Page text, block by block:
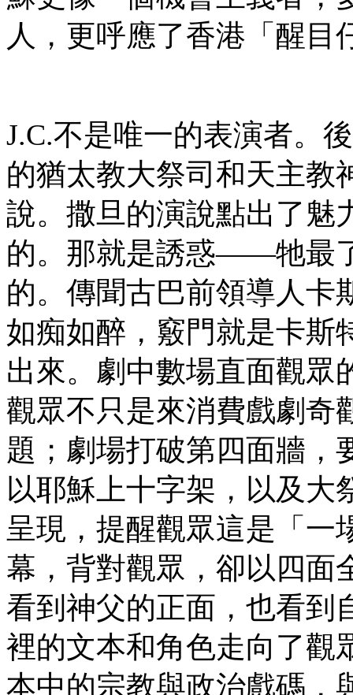
人，更呼應了香港「醒目
J.C.不是唯一的表演者。
的猶太教大祭司和天主教
說。撒旦的演說點出了
的。那就是誘惑——牠最
的。傳聞古巴前領導人卡
如痴如醉，竅門就是卡斯
出來。劇中數場直面觀眾
觀眾不只是來消費戲劇奇
題；劇場打破第四面牆，
以耶穌上十字架，以及大
呈現，提醒觀眾這是「一
幕，背對觀眾，卻以四面
看到神父的正面，也看到
裡的文本和角色走向了觀
本中的宗教與政治戲碼，